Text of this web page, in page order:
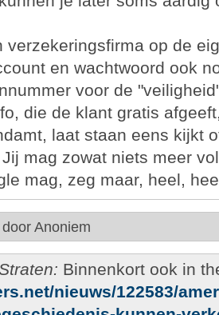
verzekeringsfirma op de
en wachtwoord ook
voor de
die de klant gratis
laat staan eens kijkt
mag zowat niets meer
mag, zeg maar, heel,
Anoniem
Binnenkort ook in
nieuws/122583/